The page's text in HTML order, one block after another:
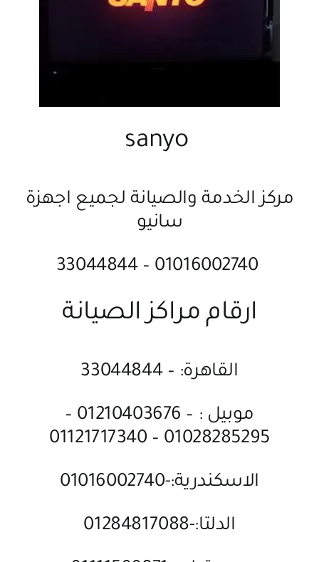
مركز الخدمة والصيانة لجميع اجهزة
سانيو
ارقام مراكز الصيانة
القاهرة: – 33044844
موبيل : – 01210403676 –
01028285295 – 01121717340
الاسكندرية:-01016002740
الدلتا:-01284817088